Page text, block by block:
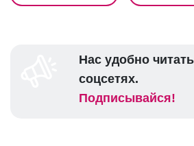
Нас удобно
соцсетях.
Подписывайся!